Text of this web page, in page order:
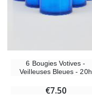
6 Bougies Votives -
Veilleuses Bleues - 20h
€7.50